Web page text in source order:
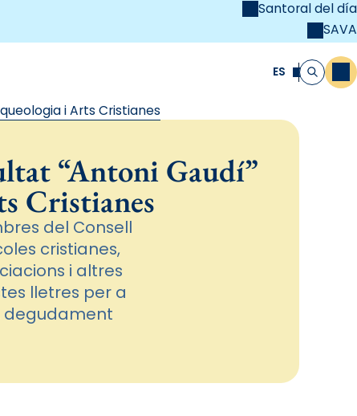
Santoral del día
SAVA
Cristiana ES Buscar
i Arts Cristianes
“Antoni Gaudí”
Cristianes
del Consell
cristianes,
i altres
lletres per a
degudament